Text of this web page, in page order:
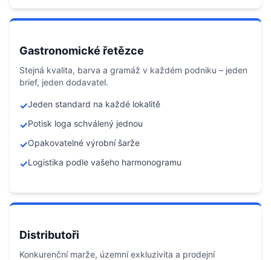
Gastronomické řetězce
Stejná kvalita, barva a gramáž v každém podniku – jeden
brief, jeden dodavatel.
✓Jeden standard na každé lokalitě
✓Potisk loga schválený jednou
✓Opakovatelné výrobní šarže
✓Logistika podle vašeho harmonogramu
Distributoři
Konkurenční marže, územní exkluzivita a prodejní